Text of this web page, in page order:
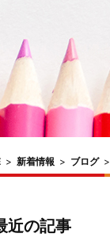
> 新着情報 > ブログ>
近の記事